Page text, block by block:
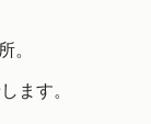
。
ます。